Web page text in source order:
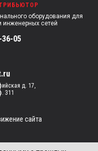
оборудования для
инженерных сетей
36-05
д. 17,
311
сайта